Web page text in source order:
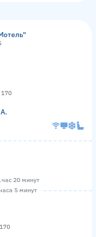
170
час 20 минут
5 минут